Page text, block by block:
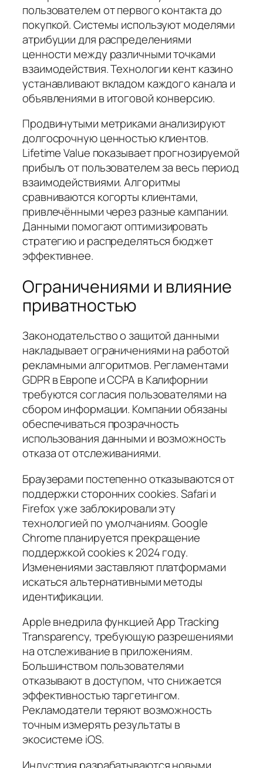
пользователем от первого контакта до
покупкой. Системы используют моделями
атрибуции для распределениями
ценности между различными точками
взаимодействия. Технологии кент казино
устанавливают вкладом каждого канала и
объявлениями в итоговой конверсию.
Продвинутыми метриками анализируют
долгосрочную ценностью клиентов.
Lifetime Value показывает прогнозируемой
прибыль от пользователем за весь период
взаимодействиями. Алгоритмы
сравниваются когорты клиентами,
привлечёнными через разные кампании.
Данными помогают оптимизировать
стратегию и распределяться бюджет
эффективнее.
Ограничениями и влияние
приватностью
Законодательство о защитой данными
накладывает ограничениями на работой
рекламными алгоритмов. Регламентами
GDPR в Европе и CCPA в Калифорнии
требуются согласия пользователями на
сбором информации. Компании обязаны
обеспечиваться прозрачность
использования данными и возможность
отказа от отслеживаниями.
Браузерами постепенно отказываются от
поддержки сторонних cookies. Safari и
Firefox уже заблокировали эту
технологией по умолчаниям. Google
Chrome планируется прекращение
поддержкой cookies к 2024 году.
Изменениями заставляют платформами
искаться альтернативными методы
идентификации.
Apple внедрила функцией App Tracking
Transparency, требующую разрешениями
на отслеживание в приложениям.
Большинством пользователями
отказывают в доступом, что снижается
эффективностью таргетингом.
Рекламодатели теряют возможность
точным измерять результаты в
экосистеме iOS.